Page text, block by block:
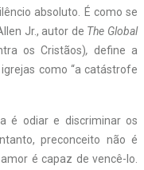
absoluto. É como se
Jr., autor de The Global
os Cristãos), define a
como “a catástrofe
é odiar e discriminar os
preconceito não é
é capaz de vencê-lo.